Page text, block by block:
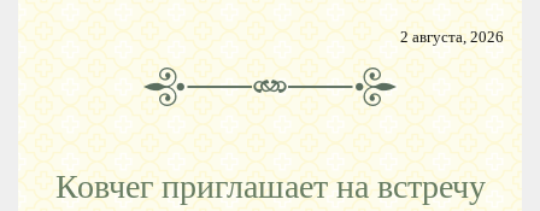
2 августа, 2026
Ковчег приглашает на встречу